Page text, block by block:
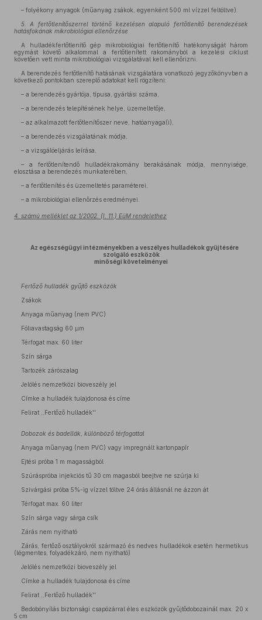
– folyékony anyagok (műanyag zsákok, egyenként 500 ml vízzel feltöltve).
5. A fertőtlenítőszerrel történő kezelésen alapuló fertőtlenítő berendezések
hatásfokának mikrobiológiai ellenőrzése
A hulladékfertőtlenítő gép mikrobiológiai fertőtlenítő hatékonyságát három
egymást követő alkalommal a fertőtlenített rakományból a kezelési ciklust
követően vett minta mikrobiológiai vizsgálatával kell ellenőrizni.
A berendezés fertőtlenítő hatásának vizsgálatára vonatkozó jegyzőkönyvben a
következő pontokban szereplő adatokat kell rögzíteni:
– a berendezés gyártója, típusa, gyártási száma,
– a berendezés telepítésének helye, üzemeltetője,
– az alkalmazott fertőtlenítőszer neve, hatóanyaga(i),
– a berendezés vizsgálatának módja,
– a vizsgálóeljárás leírása,
– a fertőtlenítendő hulladékrakomány berakásának módja, mennyisége,
elosztása a berendezés munkaterében,
– a fertőtlenítés és üzemeltetés paraméterei,
– a mikrobiológiai ellenőrzés eredményei.
4. számú melléklet az 1/2002. (I. 11.) EüM rendelethez
Az egészségügyi intézményekben a veszélyes hulladékok gyűjtésére
szolgáló eszközök
minőségi követelményei
Fertőző hulladék gyűjtő eszközök
Zsákok
Anyaga műanyag (nem PVC)
Fóliavastagság 60 μm
Térfogat max. 60 liter
Szín sárga
Tartozék zárószalag
Jelölés nemzetközi bioveszély jel
Címke a hulladék tulajdonosa és címe
Felirat ,,Fertőző hulladék''
Dobozok és badellák, különböző térfogattal
Anyaga műanyag (nem PVC) vagy impregnált kartonpapír
Ejtési próba 1 m magasságból
Szúráspróba injekciós tű 30 cm magasból beejtve ne szúrja ki
Szivárgási próba 5%-ig vízzel töltve 24 órás állásnál ne ázzon át
Térfogat max. 60 liter
Szín sárga vagy sárga csík
Zárás nem nyitható
Zárás, fertőző osztályokról származó és nedves hulladékok esetén hermetikus
(légmentes, folyadékzáró, nem nyitható)
Jelölés nemzetközi bioveszély jel
Címke a hulladék tulajdonosa és címe
Felirat ,,Fertőző hulladék''
Bedobónyílás biztonsági csapózárral éles eszközök gyűjtődobozainál max. 20 x
5 cm